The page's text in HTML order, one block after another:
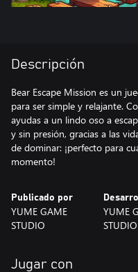
Descripción
Bear Escape Mission es un
para ser simple y relajante.
ayudas a un lindo oso a
y sin presión, gracias a las
de dominar: ¡perfecto para
momento!
Publicado por
YUME GAME
STUDIO
YUME
STUDIO
Jugar con